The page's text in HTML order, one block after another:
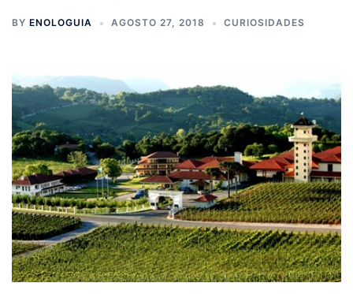
BY ENOLOGUIA AGOSTO 27, 2018 CURIOSIDADES